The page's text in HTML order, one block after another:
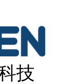
技